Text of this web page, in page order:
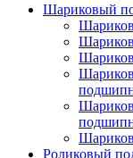
Шариковый
Роликовый